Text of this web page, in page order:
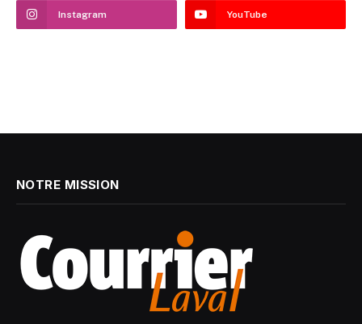
Instagram YouTube
NOTRE MISSION